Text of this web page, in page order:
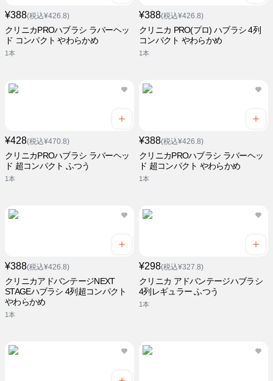
¥388(税込¥426.8)
クリニカPROハブラシ ラバーヘッ
ド コンパクト やわらかめ
1本
¥388(税込¥426.8)
クリニカ PRO(プロ) ハブラシ 4列
コンパクト やわらかめ
1本
¥428(税込¥470.8)
クリニカPROハブラシ ラバーヘッ
ド 超コンパクト ふつう
1本
¥388(税込¥426.8)
クリニカPROハブラシ ラバーヘッ
ド 超コンパクト やわらかめ
1本
¥388(税込¥426.8)
クリニカアドバンテージNEXT
STAGEハブラシ 4列超コンパクト
やわらかめ
1本
¥298(税込¥327.8)
クリニカ アドバンテージハブラシ
4列レギュラー ふつう
1本